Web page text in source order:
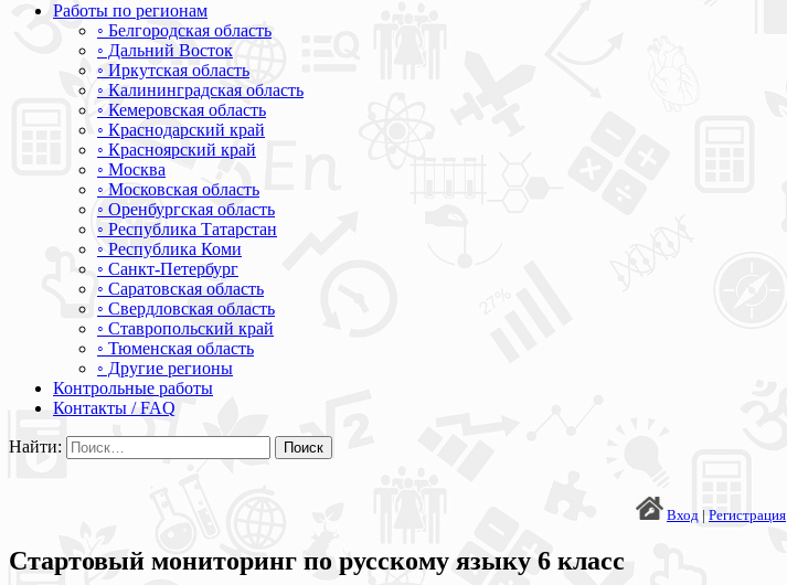
Работы по регионам
◦ Белгородская область
◦ Дальний Восток
◦ Иркутская область
◦ Калининградская область
◦ Кемеровская область
◦ Краснодарский край
◦ Красноярский край
◦ Москва
◦ Московская область
◦ Оренбургская область
◦ Республика Татарстан
◦ Республика Коми
◦ Санкт-Петербург
◦ Саратовская область
◦ Свердловская область
◦ Ставропольский край
◦ Тюменская область
◦ Другие регионы
Контрольные работы
Контакты / FAQ
Найти:
Вход | Регистрация
Стартовый мониторинг по русскому языку 6 класс